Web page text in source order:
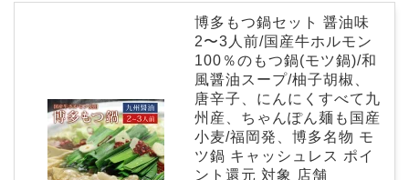
博多もつ鍋セット 醤油味
2〜3人前/国産牛ホルモン
100％のもつ鍋(モツ鍋)/和
風醤油スープ/柚子胡椒、
唐辛子、にんにくすべて九
州産、ちゃんぽん麺も国産
小麦/福岡発、博多名物 モ
ツ鍋 キャッシュレス ポイ
ント還元 対象 店舗